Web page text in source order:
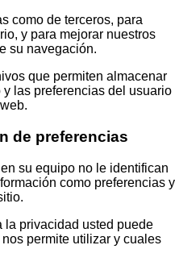
como de terceros, para
y para mejorar nuestros
su navegación.
que permiten almacenar
las preferencias del usuario
de preferencias
su equipo no le identifican
como preferencias y
la privacidad usted puede
permite utilizar y cuales